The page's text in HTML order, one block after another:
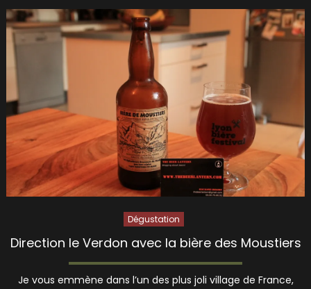
Dégustation
Direction le Verdon avec la bière des Moustiers
Je vous emmène dans l’un des plus joli village de France,